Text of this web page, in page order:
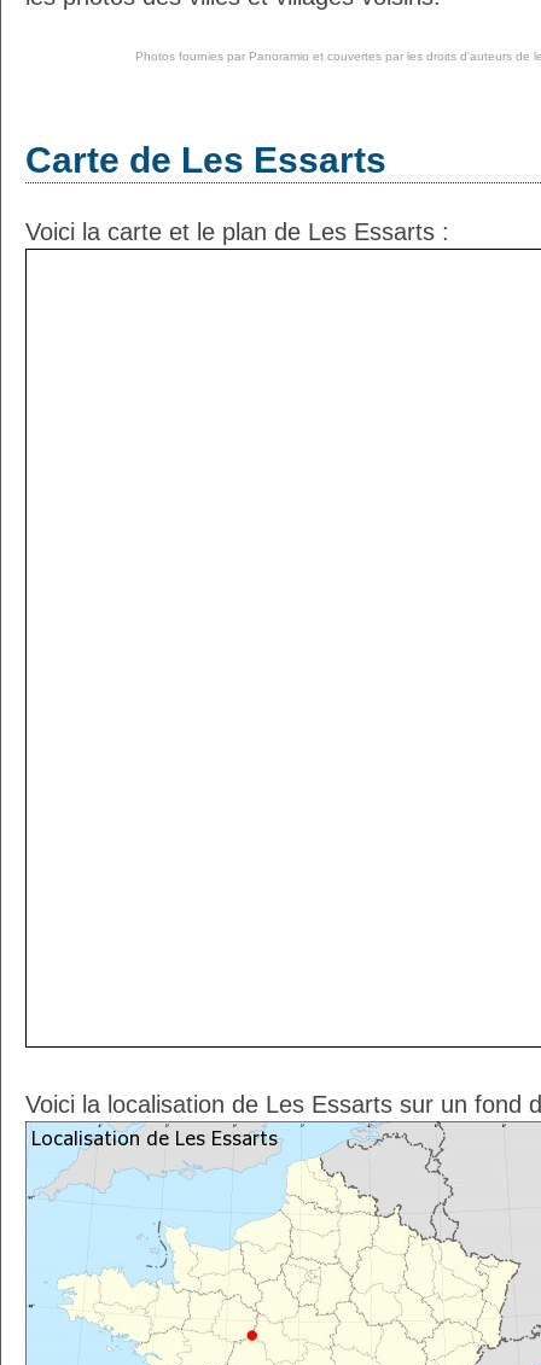
Photos fournies par Panoramio et couvertes par les droits d'auteurs de
Carte de Les Essarts
Voici la carte et le plan de Les Essarts :
Voici la localisation de Les Essarts sur un fond